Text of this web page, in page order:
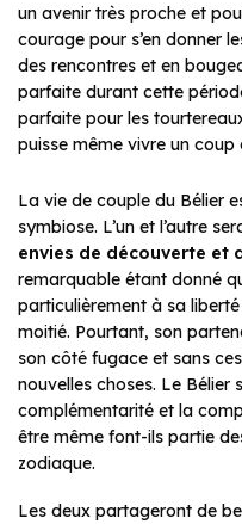
un avenir très proche et
courage pour s’en donner
des rencontres et en
parfaite durant cette
parfaite pour les
puisse même vivre un coup
La vie de couple du Bélier
symbiose. L’un et l’autre
envies de découverte et
remarquable étant donné
particulièrement à sa
moitié. Pourtant, son
son côté fugace et sans
nouvelles choses. Le Bélier
complémentarité et la
être même font-ils partie
zodiaque.
Les deux partageront de